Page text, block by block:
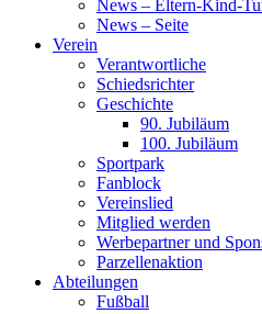
News – Eltern-Kind-
News – Seite
Verein
Verantwortliche
Schiedsrichter
Geschichte
90. Jubiläum
100. Jubiläum
Sportpark
Fanblock
Vereinslied
Mitglied werden
Werbepartner und
Parzellenaktion
Abteilungen
Fußball